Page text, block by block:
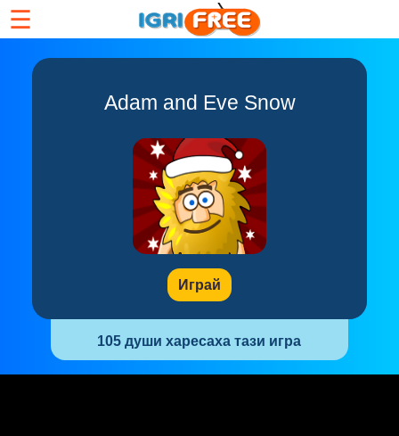
☰
Adam and Eve Snow
Играй
105 души харесаха тази игра